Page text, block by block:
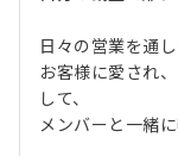
日々の営業を通
お客様に愛され
して、
メンバーと一緒